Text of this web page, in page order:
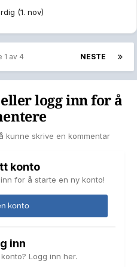
(1. nov)
NESTE
1 av 4
logg inn for å
kunne skrive en kommentar
konto
for å starte en ny konto!
konto
inn
Logg inn her.